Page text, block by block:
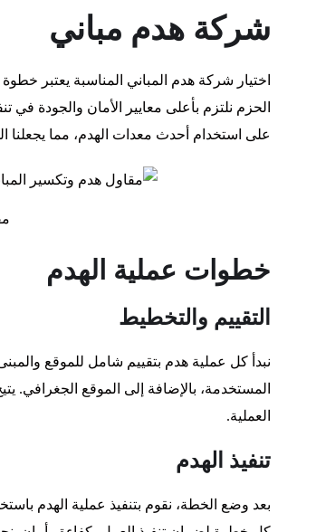
شركة هدم مباني
اختيار شركة هدم المباني المناسبة يعتبر
الحزم نلتزم بأعلى معايير الأمان والجودة في
على استخدام أحدث معدات الهدم، مما يجعلنا
خطوات عملية الهدم
التقييم والتخطيط
نبدأ كل عملية هدم بتقييم شامل للموقع
المستخدمة، بالإضافة إلى الموقع
العملية.
تنفيذ الهدم
بعد وضع الخطة، نقوم بتنفيذ عملية الهدم